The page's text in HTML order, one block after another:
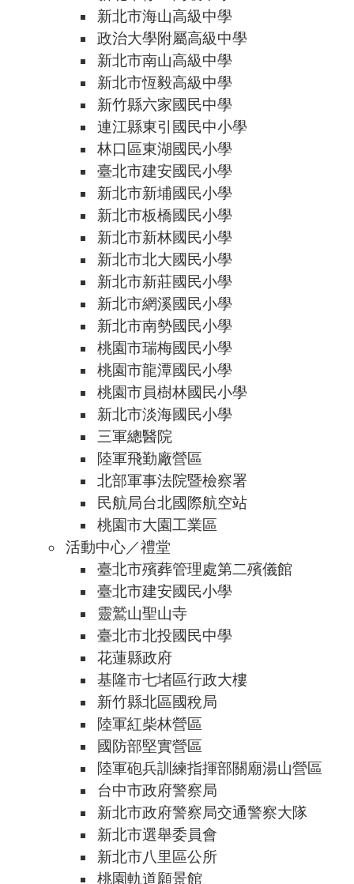
新北市海山高級中學
政治大學附屬高級中學
新北市南山高級中學
新北市恆毅高級中學
新竹縣六家國民中學
連江縣東引國民中小學
林口區東湖國民小學
臺北市建安國民小學
新北市新埔國民小學
新北市板橋國民小學
新北市新林國民小學
新北市北大國民小學
新北市新莊國民小學
新北市網溪國民小學
新北市南勢國民小學
桃園市瑞梅國民小學
桃園市龍潭國民小學
桃園市員樹林國民小學
新北市淡海國民小學
三軍總醫院
陸軍飛勤廠營區
北部軍事法院暨檢察署
民航局台北國際航空站
桃園市大園工業區
活動中心／禮堂
臺北市殯葬管理處第二殯儀館
臺北市建安國民小學
靈鷲山聖山寺
臺北市北投國民中學
花蓮縣政府
基隆市七堵區行政大樓
新竹縣北區國稅局
陸軍紅柴林營區
國防部堅實營區
陸軍砲兵訓練指揮部關廟湯山營區
台中市政府警察局
新北市政府警察局交通警察大隊
新北市選舉委員會
新北市八里區公所
桃園軌道願景館